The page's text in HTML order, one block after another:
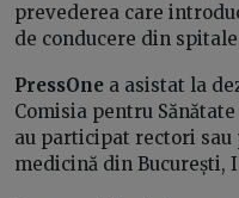
prevederea care
de conducere din
PressOne a asistat la
Comisia pentru
au participat rectori
medicină din București,